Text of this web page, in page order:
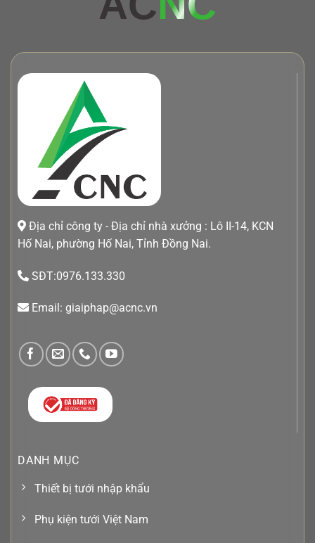
Địa chỉ công ty - Địa chỉ nhà xưởng : Lô II-14, KCN
Hố Nai, phường Hố Nai, Tỉnh Đồng Nai.
SĐT:0976.133.330
Email: giaiphap@acnc.vn
DANH MỤC
Thiết bị tưới nhập khẩu
Phụ kiện tưới Việt Nam